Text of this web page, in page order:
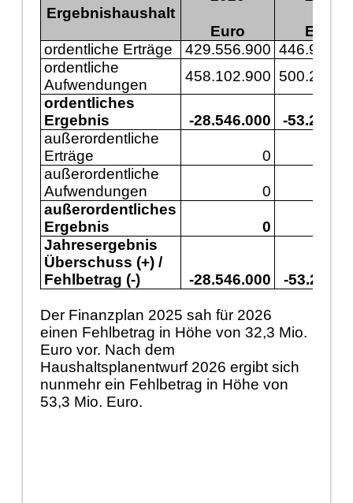
Ergebnishaushalt
Euro
Euro
ordentliche Erträge
429.556.900
ordentliche
Aufwendungen
458.102.900
ordentliches
Ergebnis
-28.546.000
-
außerordentliche
Erträge
0
außerordentliche
Aufwendungen
0
außerordentliches
Ergebnis
0
Jahresergebnis
Überschuss (+) /
Fehlbetrag (-)
-28.546.000 -
Der Finanzplan 2025 sah für 2026
einen Fehlbetrag in Höhe von 32,3 Mio.
Euro vor. Nach dem
Haushaltsplanentwurf 2026 ergibt sich
nunmehr ein Fehlbetrag in Höhe von
53,3 Mio. Euro.